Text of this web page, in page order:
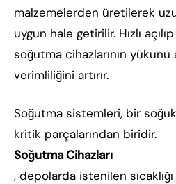
malzemelerden üretilerek
uygun hale getirilir. Hızlı
soğutma cihazlarının yükünü
verimliliğini artırır.
Soğutma sistemleri, bir
kritik parçalarından biridir.
Soğutma Cihazları
, depolarda istenilen